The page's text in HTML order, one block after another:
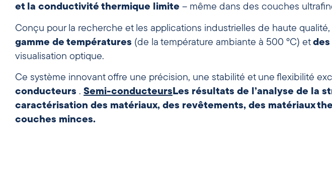
et la conductivité thermique limite – même dans des couches
Conçu pour la recherche et les applications industrielles de haute qualité,
gamme de températures (de la température ambiante à 500 °C) et
visualisation optique.
Ce système innovant offre une précision, une stabilité et une flexibilité
conducteurs . Semi-conducteursLes résultats de l’analyse de la
caractérisation des matériaux, des revêtements, des matériaux
couches minces.